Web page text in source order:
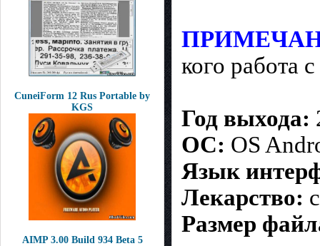
CuneiForm 12 Rus Portable by
KGS
AIMP 3.00 Build 934 Beta 5
кого работа
Год выхода:
ОС: OS
Язык
Лекарство:
Размер